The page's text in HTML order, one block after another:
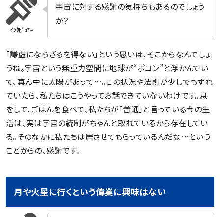
宇宙に対する感謝の気持ちもあるのでしょう
か？
「謙虚にならざるを得ない」という思いは、そこからなんでしょ
うね。宇宙という無重力空間に地球が“ポコン”と浮かんでい
て、真ん中に太陽があって…。この状況や法則が少しでもずれ
ていたら、私たちはこうやってお話できていないわけです。息
をして、ごはんを食べて、私たちが「普通」と言っている今の生
活は、実は宇宙の統制がちゃんと取れているから存在してい
る。そのなかに私たちは居させてもらっているんだな…という
ことからの、感謝です。
月や火星に行くという偉業に興味はない